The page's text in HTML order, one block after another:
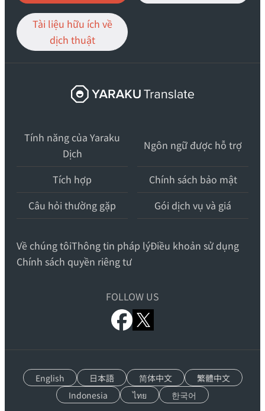
Tài liệu hữu ích về
dịch thuật
ヤ
ラ
翻
訳
–
最
先
端
AI
自
訳
Tính năng của Yaraku
Dịch
Ngôn ngữ được hỗ trợ
Tích hợp
Chính sách bảo mật
Câu hỏi thường gặp
Gói dịch vụ và giá
Về chúng tôiThông tin pháp lýĐiều khoản sử dụng
Chính sách quyền riêng tư
FOLLOW US
x.com
English 日本語 简体中文
繁體中文
Indonesia
ไทย 한국어